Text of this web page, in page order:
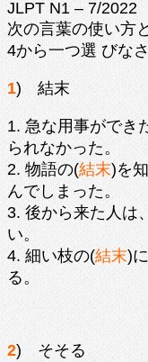
JLPT N1 – 7/2022
次の言葉の使い方
4から一つ選 びな
1) 結末
1. 急な用事ができ
られなかった。
2. 物語の(結末)を
んでしまった。
3. 後から来た人は
い。
4. 細い枝の(結末)
る。
2) そそる